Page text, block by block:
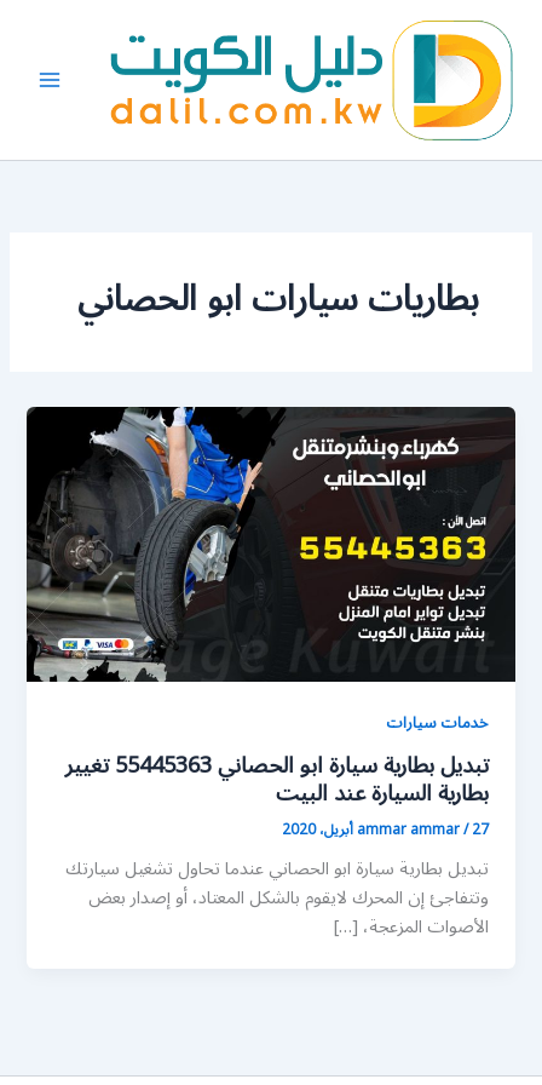
المحتوى
بطاريات سيارات ابو الحصاني
خدمات سيارات
تبديل بطارية سيارة ابو الحصاني 55445363 تغيير
بطارية السيارة عند البيت
ammar ammar/27 أبريل، 2020
تبديل بطارية سيارة ابو الحصاني عندما تحاول تشغيل سيارتك
وتتفاجئ إن المحرك لايقوم بالشكل المعتاد، أو إصدار بعض
الأصوات المزعجة، […]